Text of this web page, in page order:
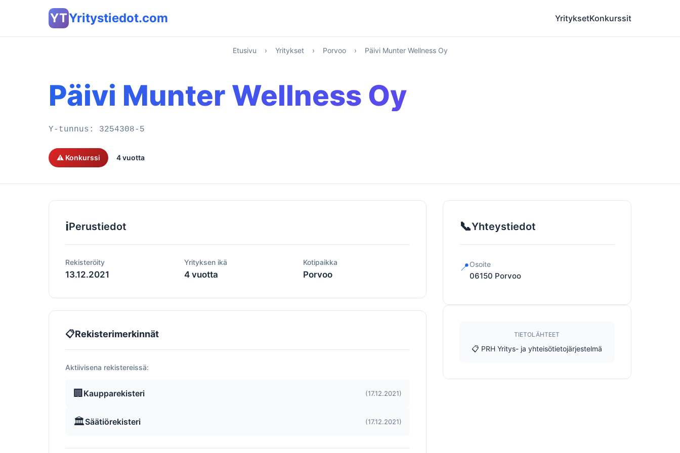
YTYritystiedot.com YrityksetKonkurssit
Etusivu › Yritykset › Porvoo › Päivi Munter Wellness Oy
Päivi Munter Wellness Oy
Y-tunnus: 3254308-5
⚠️ Konkurssi 4 vuotta
ℹ️Perustiedot
Rekisteröity
13.12.2021
Yrityksen ikä
4 vuotta
Kotipaikka
Porvoo
📋Rekisterimerkinnät
Aktiivisena rekistereissä:
🏢 Kaupparekisteri (17.12.2021)
🏛️Säätiörekisteri (17.12.2021)
📞Yhteystiedot
📍Osoite
06150 Porvoo
TIETOLÄHTEET
📋 PRH Yritys- ja yhteisötietojärjestelmä